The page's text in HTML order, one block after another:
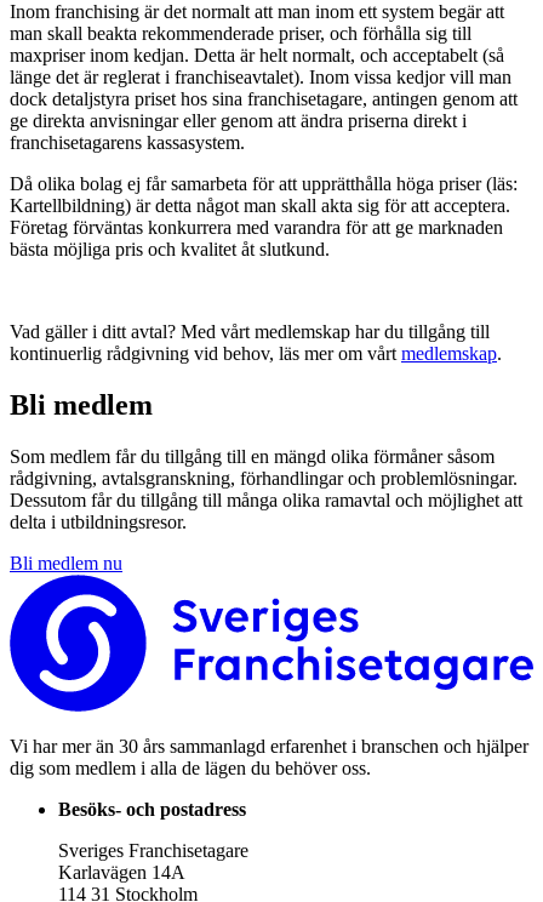
Inom franchising är det normalt att man inom ett system begär att
man skall beakta rekommenderade priser, och förhålla sig till
maxpriser inom kedjan. Detta är helt normalt, och acceptabelt (så
länge det är reglerat i franchiseavtalet). Inom vissa kedjor vill man
dock detaljstyra priset hos sina franchisetagare, antingen genom att
ge direkta anvisningar eller genom att ändra priserna direkt i
franchisetagarens kassasystem.
Då olika bolag ej får samarbeta för att upprätthålla höga priser (läs:
Kartellbildning) är detta något man skall akta sig för att acceptera.
Företag förväntas konkurrera med varandra för att ge marknaden
bästa möjliga pris och kvalitet åt slutkund.
Vad gäller i ditt avtal? Med vårt medlemskap har du tillgång till
kontinuerlig rådgivning vid behov, läs mer om vårtmedlemskap.
Bli medlem
Som medlem får du tillgång till en mängd olika förmåner såsom
rådgivning, avtalsgranskning, förhandlingar och problemlösningar.
Dessutom får du tillgång till många olika ramavtal och möjlighet att
delta i utbildningsresor.
Bli medlem nu
Vi har mer än 30 års sammanlagd erfarenhet i branschen och hjälper
dig som medlem i alla de lägen du behöver oss.
Besöks- och postadress
Sveriges Franchisetagare
Karlavägen 14A
114 31 Stockholm